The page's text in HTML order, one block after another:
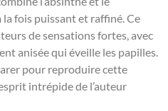
fois puissant et raffiné. Ce
de sensations fortes, avec
anisée qui éveille les papilles.
pour reproduire cette
intrépide de l’auteur